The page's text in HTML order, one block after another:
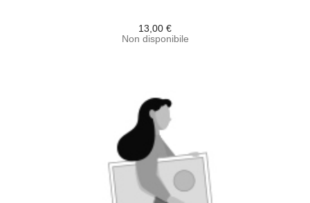
13,00 €
Non disponibile